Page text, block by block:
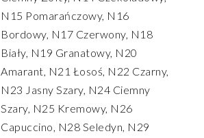
N15 Pomarańczowy, N16
Bordowy, N17 Czerwony, N18
Biały, N19 Granatowy, N20
Amarant, N21 Łosoś, N22 Czarny,
N23 Jasny Szary, N24 Ciemny
Szary, N25 Kremowy, N26
Capuccino, N28 Seledyn, N29